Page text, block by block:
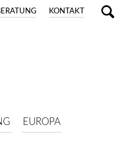
KONTAKT
EUROPA